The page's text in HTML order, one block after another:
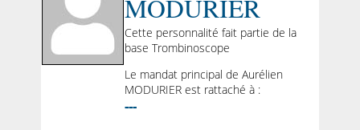
MODURIER
Cette personnalité fait partie de la
base Trombinoscope
Le mandat principal de Aurélien
MODURIER est rattaché à :
---